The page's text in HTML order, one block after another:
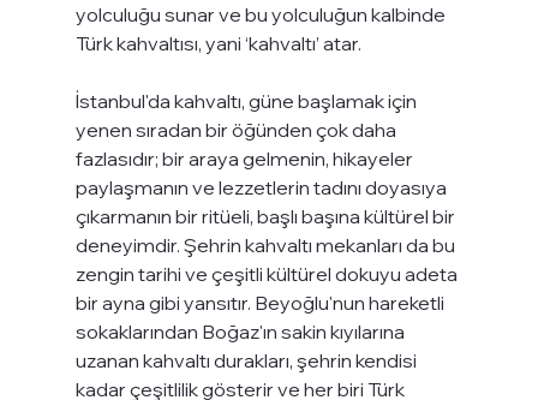
yolculuğu sunar ve bu yolculuğun kalbinde
Türk kahvaltısı, yani ‘kahvaltı’ atar.
İstanbul'da kahvaltı, güne başlamak için
yenen sıradan bir öğünden çok daha
fazlasıdır; bir araya gelmenin, hikayeler
paylaşmanın ve lezzetlerin tadını doyasıya
çıkarmanın bir ritüeli, başlı başına kültürel bir
deneyimdir. Şehrin kahvaltı mekanları da bu
zengin tarihi ve çeşitli kültürel dokuyu adeta
bir ayna gibi yansıtır. Beyoğlu'nun hareketli
sokaklarından Boğaz'ın sakin kıyılarına
uzanan kahvaltı durakları, şehrin kendisi
kadar çeşitlilik gösterir ve her biri Türk